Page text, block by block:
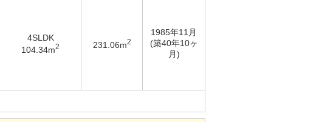
4SLDK
104.34m2 231.06m2
1985年11月
(築40年10ヶ
月)